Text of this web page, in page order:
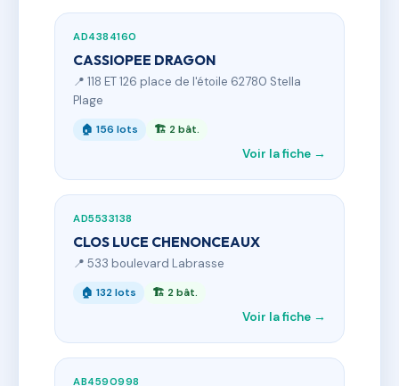
AD4384160
CASSIOPEE DRAGON
📍 118 ET 126 place de l'étoile 62780 Stella
Plage
🏠 156 lots 🏗 2 bât.
Voir la fiche →
AD5533138
CLOS LUCE CHENONCEAUX
📍 533 boulevard Labrasse
🏠 132 lots 🏗 2 bât.
Voir la fiche →
AB4590998